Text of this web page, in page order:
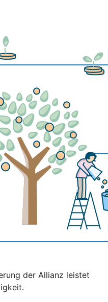
der Allianz leistet